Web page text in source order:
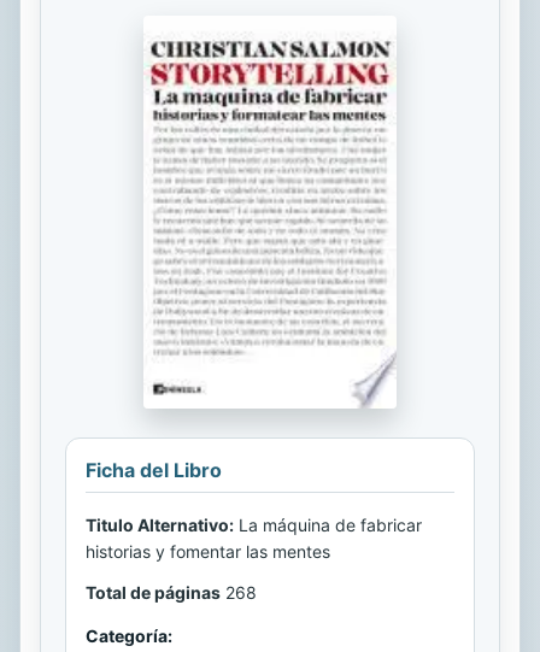
Ficha del Libro
Titulo Alternativo: La máquina de fabricar
historias y fomentar las mentes
Total de páginas 268
Categoría: